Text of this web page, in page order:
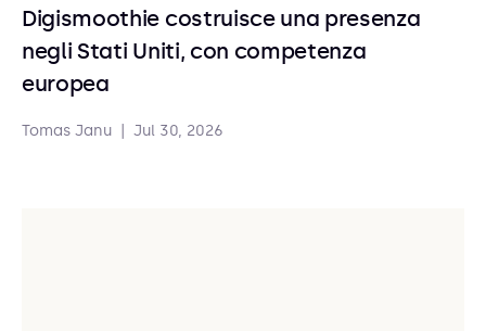
Digismoothie costruisce una presenza
negli Stati Uniti, con competenza
europea
Tomas Janu Jul 30, 2026